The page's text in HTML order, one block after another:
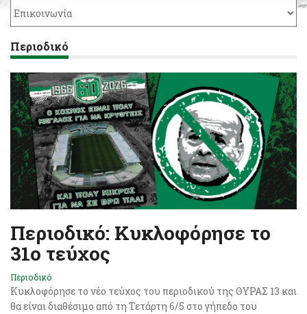
Περιοδικό
Περιοδικό: Κυκλοφόρησε το
31ο τεύχος
Περιοδικό
Κυκλοφόρησε το νέο τεύχος του περιοδικού της ΘΥΡΑΣ 13 και
θα είναι διαθέσιμο από τη Τετάρτη 6/5 στο γήπεδο του